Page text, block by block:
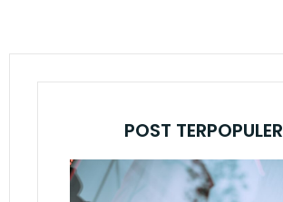
POST TERPOPULER